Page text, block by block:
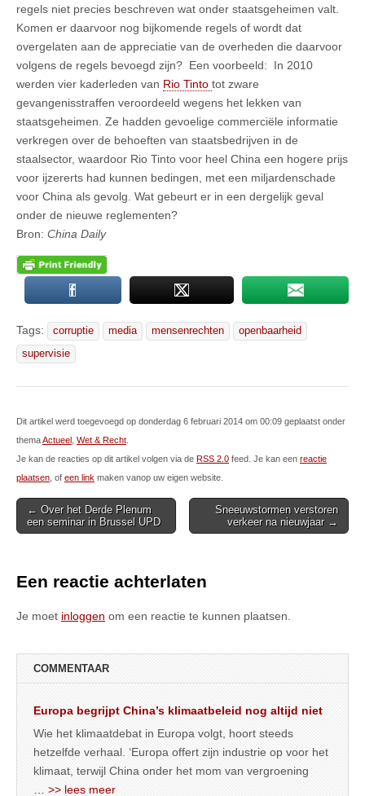
regels niet precies beschreven wat onder staatsgeheimen valt.
Komen er daarvoor nog bijkomende regels of wordt dat
overgelaten aan de appreciatie van de overheden die daarvoor
volgens de regels bevoegd zijn? Een voorbeeld: In 2010
werden vier kaderleden van Rio Tinto tot zware
gevangenisstraffen veroordeeld wegens het lekken van
staatsgeheimen. Ze hadden gevoelige commerciële informatie
verkregen over de behoeften van staatsbedrijven in de
staalsector, waardoor Rio Tinto voor heel China een hogere prijs
voor ijzererts had kunnen bedingen, met een miljardenschade
voor China als gevolg. Wat gebeurt er in een dergelijk geval
onder de nieuwe reglementen?
Bron: China Daily
Tags: corruptie media mensenrechten
openbaarheid
supervisie
Dit artikel werd toegevoegd op donderdag 6 februari 2014 om 00:09 geplaatst onder
themaActueel Wet & Recht
Je kan de reacties op dit artikel volgen via de RSS 2.0 feed. Je kan een reactie
plaatsen , of een link maken vanop uw eigen website.
Post
navigation
← Over het Derde Plenum
een seminar in Brussel UPD
Sneeuwstormen verstoren
verkeer na nieuwjaar →
Een reactie achterlaten
Je moet inloggen om een reactie te kunnen plaatsen.
COMMENTAAR
Europa begrijpt China’s klimaatbeleid nog altijd niet
Wie het klimaatdebat in Europa volgt, hoort steeds
hetzelfde verhaal. ‘Europa offert zijn industrie op voor het
klimaat, terwijl China onder het mom van vergroening
… >> lees meer